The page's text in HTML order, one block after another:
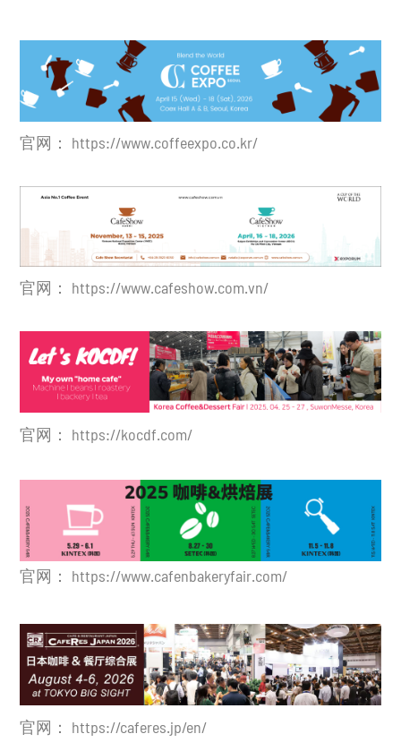
官网： https://www.coffeexpo.co.kr/
官网： https://www.cafeshow.com.vn/
官网： https://kocdf.com/
官网： https://www.cafenbakeryfair.com/
官网： https://caferes.jp/en/